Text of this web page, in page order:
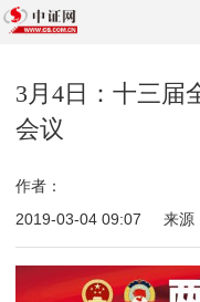
3月4日：十三届
会议
作者：
2019-03-04 09:07
来源